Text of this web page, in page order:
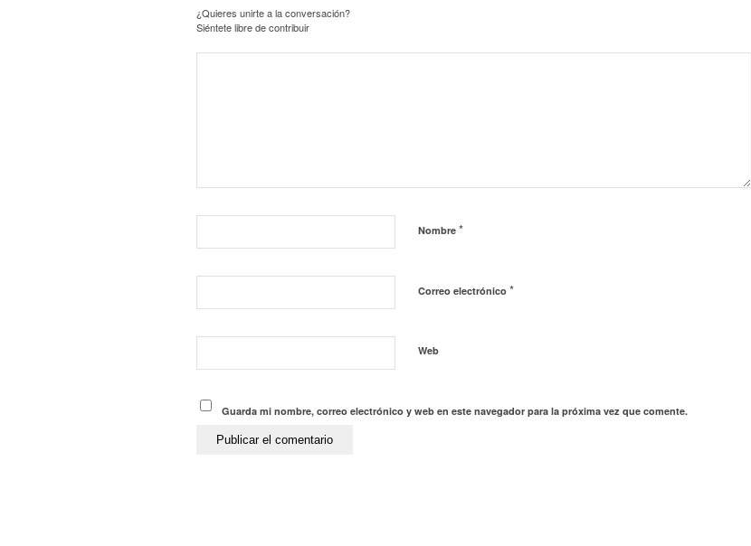
¿Quieres unirte a la conversación?
Siéntete libre de contribuir
Nombre *
Correo electrónico *
Web
Guarda mi nombre, correo electrónico y web en este navegador para la próxima vez que comente.